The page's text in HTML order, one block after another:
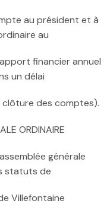
au président et à
au
financier annuel
un délai
clôture des comptes).
ORDINAIRE
générale
statuts de
Villefontaine